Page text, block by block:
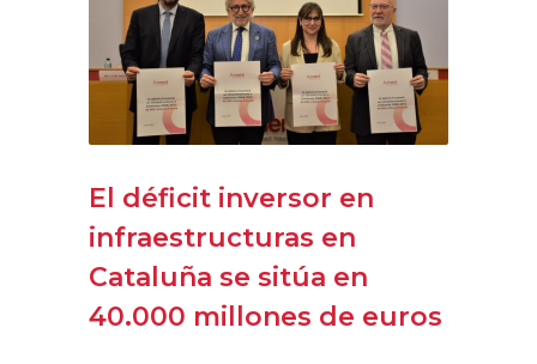
El déficit inversor en
infraestructuras en
Cataluña se sitúa en
40.000 millones de euros